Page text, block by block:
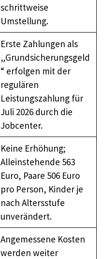
schrittweise
Umstellung.
Erste Zahlungen als
„Grundsicherungsgeld
“ erfolgen mit der
regulären
Leistungszahlung für
Juli 2026 durch die
Jobcenter.
Keine Erhöhung;
Alleinstehende 563
Euro, Paare 506 Euro
pro Person, Kinder je
nach Altersstufe
unverändert.
Angemessene Kosten
werden weiter